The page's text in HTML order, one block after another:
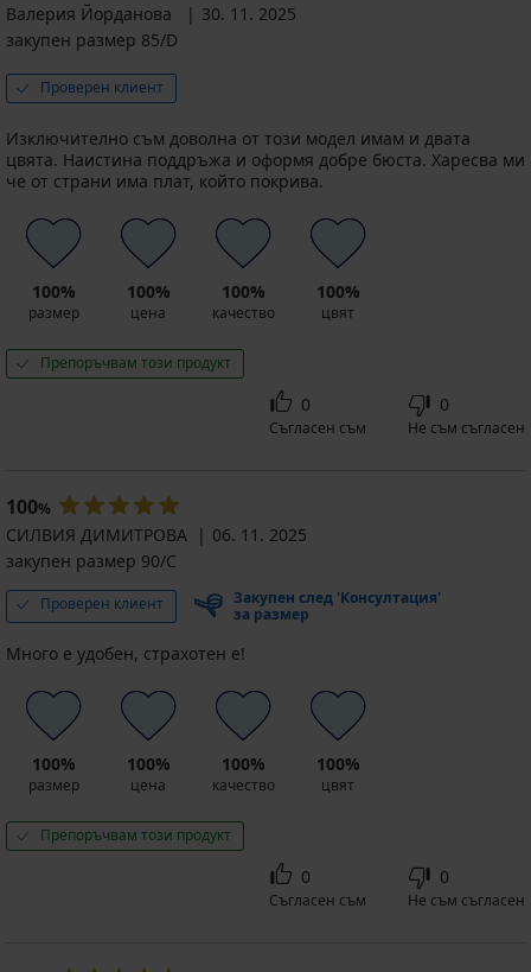
Валерия Йорданова
30. 11. 2025
закупен размер 85/D
Проверен клиент
Изключително съм доволна от този модел имам и двата
цвята. Наистина поддръжа и оформя добре бюста. Харесва ми
че от страни има плат, който покрива.
100%
размер
100%
цена
100%
качество
100%
цвят
Препоръчвам този продукт
0
Съгласен съм
0
Не съм съгласен
100%
СИЛВИЯ ДИМИТРОВА
06. 11. 2025
закупен размер 90/C
Проверен клиент
Закупен след 'Консултация'
за размер
Много е удобен, страхотен е!
100%
размер
100%
цена
100%
качество
100%
цвят
Препоръчвам този продукт
0
Съгласен съм
0
Не съм съгласен